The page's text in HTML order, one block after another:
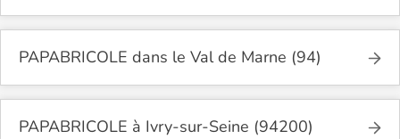
PAPABRICOLE dans le Val de Marne (94)
PAPABRICOLE à Ivry-sur-Seine (94200)